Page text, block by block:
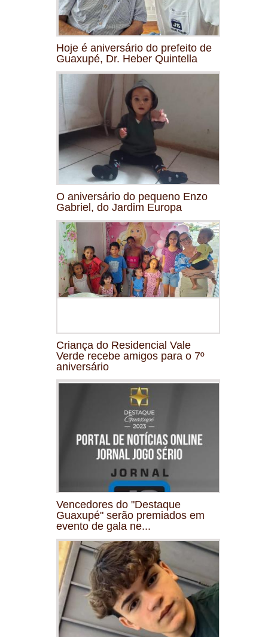
Hoje é aniversário do prefeito de
Guaxupé, Dr. Heber Quintella
O aniversário do pequeno Enzo
Gabriel, do Jardim Europa
Criança do Residencial Vale
Verde recebe amigos para o 7º
aniversário
Vencedores do "Destaque
Guaxupé" serão premiados em
evento de gala ne...